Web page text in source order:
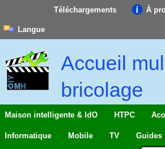
À
Téléchargements
Langue
Accueil
bricolage
Maison intelligente & IdO HTPC
Informatique Mobile TV Guides